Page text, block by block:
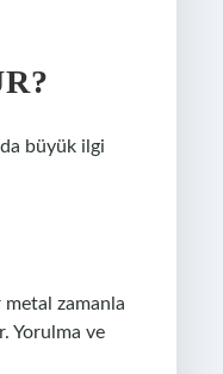
büyük ilgi
zamanla
Yorulma ve